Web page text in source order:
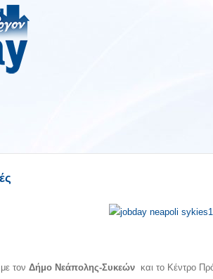
τον Δήμο Νεάπολης-Συκεών και το Κέντρο